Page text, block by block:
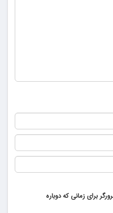
برای زمانی که دوباره